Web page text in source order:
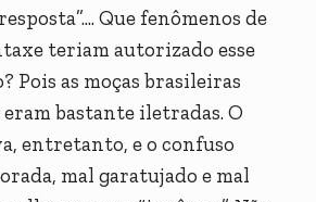
Que fenômenos de
teriam autorizado esse
Pois as moças brasileiras
bastante iletradas. O
entretanto, e o confuso
mal garatujado e mal